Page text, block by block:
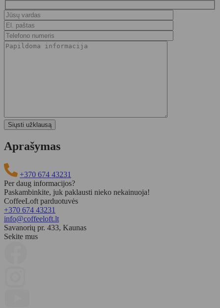
Aprašymas
+370 674 43231
Per daug informacijos?
Paskambinkite, juk paklausti nieko nekainuoja!
CoffeeLoft parduotuvės
+370 674 43231
info@coffeeloft.lt
Savanorių pr. 433, Kaunas
Sekite mus